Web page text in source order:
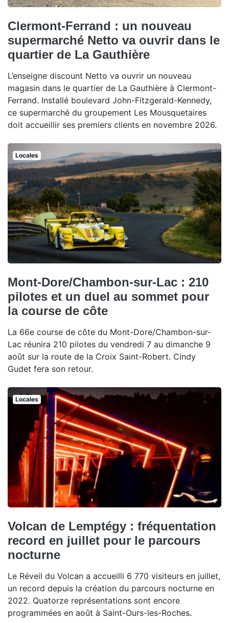
Clermont-Ferrand : un nouveau
supermarché Netto va ouvrir dans le
quartier de La Gauthière
L’enseigne discount Netto va ouvrir un nouveau
magasin dans le quartier de La Gauthière à Clermont-
Ferrand. Installé boulevard John-Fitzgerald-Kennedy,
ce supermarché du groupement Les Mousquetaires
doit accueillir ses premiers clients en novembre 2026.
Locales
Mont-Dore/Chambon-sur-Lac : 210
pilotes et un duel au sommet pour
la course de côte
La 66e course de côte du Mont-Dore/Chambon-sur-
Lac réunira 210 pilotes du vendredi 7 au dimanche 9
août sur la route de la Croix Saint-Robert. Cindy
Gudet fera son retour.
Locales
Volcan de Lemptégy : fréquentation
record en juillet pour le parcours
nocturne
Le Réveil du Volcan a accueilli 6 770 visiteurs en juillet,
un record depuis la création du parcours nocturne en
2022. Quatorze représentations sont encore
programmées en août à Saint-Ours-les-Roches.